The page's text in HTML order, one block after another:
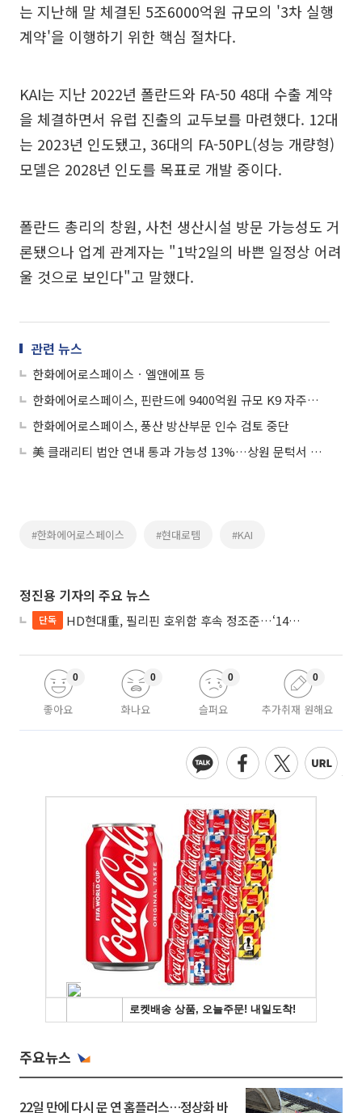
는 지난해 말 체결된 5조6000억원 규모의 '3차 실행
계약'을 이행하기 위한 핵심 절차다.
KAI는 지난 2022년 폴란드와 FA-50 48대 수출 계약
을 체결하면서 유럽 진출의 교두보를 마련했다. 12대
는 2023년 인도됐고, 36대의 FA-50PL(성능 개량형)
모델은 2028년 인도를 목표로 개발 중이다.
폴란드 총리의 창원, 사천 생산시설 방문 가능성도 거
론됐으나 업계 관계자는 "1박2일의 바쁜 일정상 어려
울 것으로 보인다"고 말했다.
관련 뉴스
한화에어로스페이스ㆍ엘앤에프 등
한화에어로스페이스, 핀란드에 9400억원 규모 K9 자주포 추가 공급
한화에어로스페이스, 풍산 방산부문 인수 검토 중단
美 클래리티 법안 연내 통과 가능성 13%…상원 문턱서 제동
#한화에어로스페이스 #현대로템 #KAI
정진용 기자의 주요 뉴스
단독 HD현대重, 필리핀 호위함 후속 정조준…‘14척+α’ 싹쓸이 노린다
좋아요
0
화나요
0
슬퍼요
0
추가취재 원해요
0
주요뉴스
22일 만에 다시 문 연 홈플러스…정상화 바